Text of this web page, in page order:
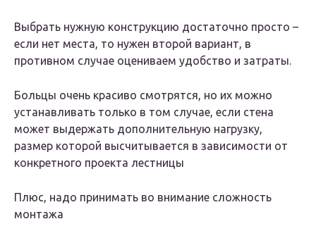
Выбрать нужную конструкцию достаточно просто –
если нет места, то нужен второй вариант, в
противном случае оцениваем удобство и затраты.
Больцы очень красиво смотрятся, но их можно
устанавливать только в том случае, если стена
может выдержать дополнительную нагрузку,
размер которой высчитывается в зависимости от
конкретного проекта лестницы
Плюс, надо принимать во внимание сложность
монтажа